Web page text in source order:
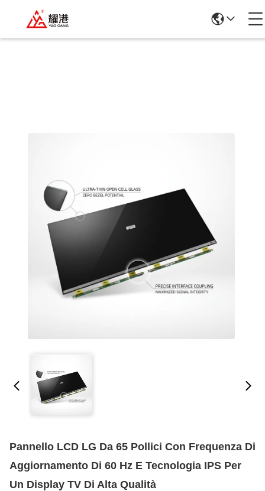
Pannello LCD LG Da 65 Pollici Con Frequenza Di
Aggiornamento Di 60 Hz E Tecnologia IPS Per
Un Display TV Di Alta Qualità